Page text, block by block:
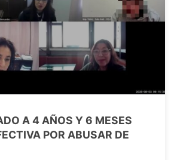
A 4 AÑOS Y 6 MESES
POR ABUSAR DE